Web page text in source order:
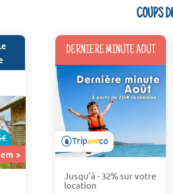
>
COUPS
DERNIERE MINUTE AOUT
Jusqu'à - 32% sur votre
location